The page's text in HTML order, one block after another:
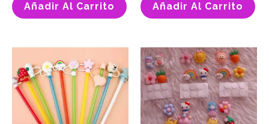
Añadir Al Carrito Añadir Al Carrito
range:
$8.00
through
$80.00
Este
producto
tiene
múltiples
Charms
Pegatina
cantidad